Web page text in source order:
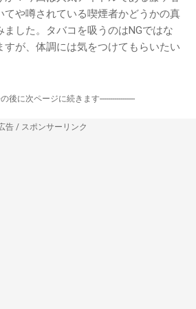
てや噂されている喫煙者かどうかの真
した。タバコを吸うのはNGではな
すが、体調には気をつけてもらいたい
の後に次ページに続きます-----------------
告 / スポンサーリンク